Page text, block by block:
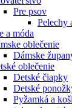
Pre psov
Pelechy
a móda
oblečenie
Dámske
oblečenie
Detské čiapky
Detské
Pyžamká a